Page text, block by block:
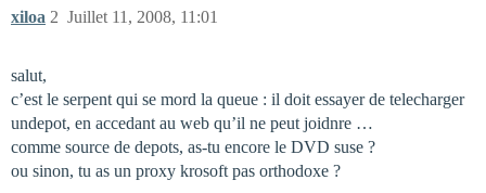
xiloa Juillet 11, 2008, 11:01
2
salut,
c’est le serpent qui se mord la queue : il doit essayer de telecharger
undepot, en accedant au web qu’il ne peut joidnre …
comme source de depots, as-tu encore le DVD suse ?
ou sinon, tu as un proxy krosoft pas orthodoxe ?